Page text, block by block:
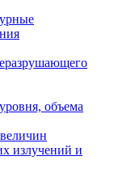
объема
излучений и